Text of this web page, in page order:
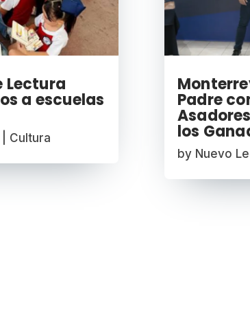
Lectura
a escuelas
Cultura
Padre
los
by Nuevo